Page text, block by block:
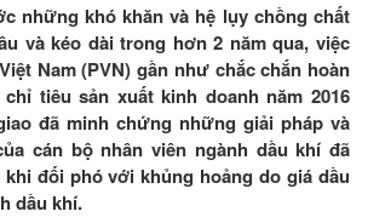
những khó khăn và hệ lụy chồng chất
và kéo dài trong hơn 2 năm qua, việc
Nam (PVN) gần như chắc chắn hoàn
tiêu sản xuất kinh doanh năm 2016
đã minh chứng những giải pháp và
cán bộ nhân viên ngành dầu khí đã
đối phó với khủng hoảng do giá dầu
dầu khí.